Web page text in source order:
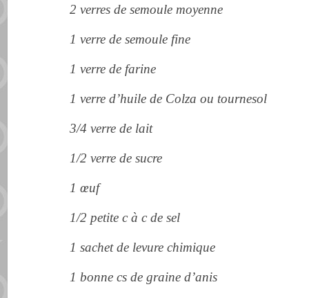
2 verres desemoule moyenne
1 verre de semoule fine
1 verre de farine
1 verre d’huile de Colza ou tournesol
3/4 verre de lait
1/2 verre de sucre
1œuf
1/2 petite c à c de sel
1 sachet de levure chimique
1 bonne cs de graine d’anis